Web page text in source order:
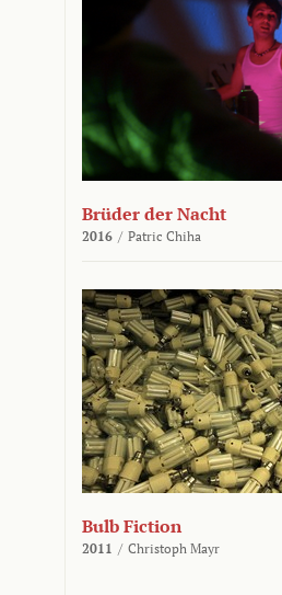
Brüder der Nacht
2016 / Patric Chiha
Bulb Fiction
2011 / Christoph Mayr